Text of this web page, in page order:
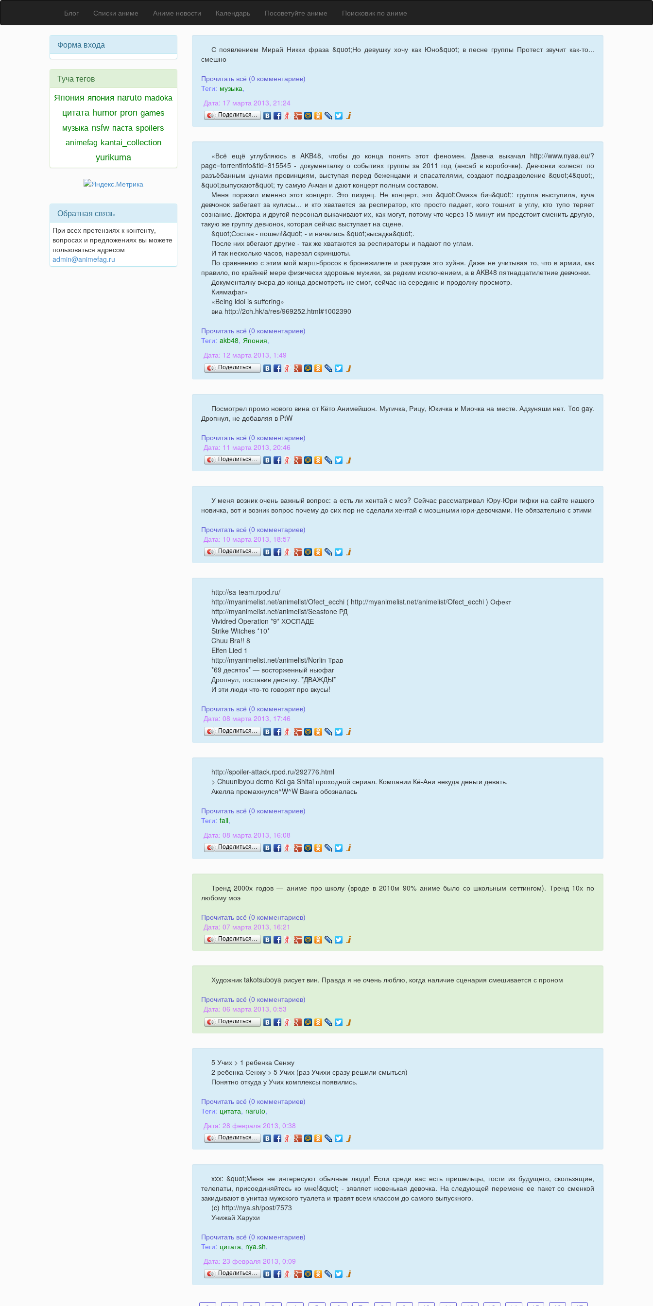
Блог Списки аниме Аниме новости Календарь Посоветуйте аниме Поисковик по аниме
Форма входа
Туча тегов
Япония япония naruto madoka
цитата humor pron games
музыка nsfw паста spoilers
animefag kantai_collection
yurikuma
Обратная связь
При всех претензиях к контенту,
вопросах и предложениях вы можете
пользоваться адресом
admin@animefag.ru
С появлением Мирай Никки фраза &quot;Но девушку хочу как Юно&quot; в песне группы Протест звучит как-то...
смешно
Прочитать всё (0 комментариев)
Теги: музыка,
Дата: 17 марта 2013, 21:24
Поделиться…
«Всё ещё углубляюсь в AKB48, чтобы до конца понять этот феномен. Давеча выкачал http://www.nyaa.eu/?
page=torrentinfo&tid=315545 - документалку о событиях группы за 2011 год (ансаб в коробочке). Девчонки колесят по
разъёбанным цунами провинциям, выступая перед беженцами и спасателями, создают подразделение &quot;4&quot;,
&quot;выпускают&quot; ту самую Аччан и дают концерт полным составом.
Меня поразил именно этот концерт. Это пиздец. Не концерт, это &quot;Омаха бич&quot;: группа выступила, куча
девчонок забегает за кулисы... и кто хватается за респиратор, кто просто падает, кого тошнит в углу, кто тупо теряет
сознание. Доктора и другой персонал выкачивают их, как могут, потому что через 15 минут им предстоит сменить другую,
такую же группу девчонок, которая сейчас выступает на сцене.
&quot;Состав - пошел!&quot; - и началась &quot;высадка&quot;.
После них вбегают другие - так же хватаются за респираторы и падают по углам.
И так несколько часов, нарезал скриншоты.
По сравнению с этим мой марш-бросок в бронежилете и разгрузке это хуйня. Даже не учитывая то, что в армии, как
правило, по крайней мере физически здоровые мужики, за редким исключением, а в AKB48 пятнадцатилетние девчонки.
Документалку вчера до конца досмотреть не смог, сейчас на середине и продолжу просмотр.
Киямафаг»
«Being idol is suffering»
виа http://2ch.hk/a/res/969252.html#1002390
Прочитать всё (0 комментариев)
Теги: akb48, Япония,
Дата: 12 марта 2013, 1:49
Поделиться…
Посмотрел промо нового вина от Кёто Анимейшон. Мугичка, Рицу, Юкичка и Миочка на месте. Адзуняши нет. Too gay.
Дропнул, не добавляя в PtW
Прочитать всё (0 комментариев)
Дата: 11 марта 2013, 20:46
Поделиться…
У меня возник очень важный вопрос: а есть ли хентай с моэ? Сейчас рассматривал Юру-Юри гифки на сайте нашего
новичка, вот и возник вопрос почему до сих пор не сделали хентай с моэшными юри-девочками. Не обязательно с этими
Прочитать всё (0 комментариев)
Дата: 10 марта 2013, 18:57
Поделиться…
http://sa-team.rpod.ru/
http://myanimelist.net/animelist/Ofect_ecchi ( http://myanimelist.net/animelist/Ofect_ecchi ) Офект
http://myanimelist.net/animelist/Seastone РД
Vividred Operation *9* ХОСПАДЕ
Strike Witches *10*
Chuu Bra!! 8
Elfen Lied 1
http://myanimelist.net/animelist/Norlin Трав
*69 десяток* — восторженный ньюфаг
Дропнул, поставив десятку. *ДВАЖДЫ*
И эти люди что-то говорят про вкусы!
Прочитать всё (0 комментариев)
Дата: 08 марта 2013, 17:46
Поделиться…
http://spoiler-attack.rpod.ru/292776.html
> Chuunibyou demo Koi ga Shitai проходной сериал. Компании Кё-Ани некуда деньги девать.
Акелла промахнулся^W^W Ванга обозналась
Прочитать всё (0 комментариев)
Теги: fail,
Дата: 08 марта 2013, 16:08
Поделиться…
Тренд 2000х годов — аниме про школу (вроде в 2010м 90% аниме было со школьным сеттингом). Тренд 10х по
любому моэ
Прочитать всё (0 комментариев)
Дата: 07 марта 2013, 16:21
Поделиться…
Художник takotsuboya рисует вин. Правда я не очень люблю, когда наличие сценария смешивается с проном
Прочитать всё (0 комментариев)
Дата: 06 марта 2013, 0:53
Поделиться…
5 Учих > 1 ребенка Сенжу
2 ребенка Сенжу > 5 Учих (раз Учихи сразу решили смыться)
Понятно откуда у Учих комплексы появились.
Прочитать всё (0 комментариев)
Теги: цитата, naruto,
Дата: 28 февраля 2013, 0:38
Поделиться…
xxx: &quot;Меня не интересуют обычные люди! Если среди вас есть пришельцы, гости из будущего, скользящие,
телепаты, присоединяйтесь ко мне!&quot; - зявляет новенькая девочка. На следующей перемене ее пакет со сменкой
закидывают в унитаз мужского туалета и травят всем классом до самого выпускного.
(c) http://nya.sh/post/7573
Унижай Харухи
Прочитать всё (0 комментариев)
Теги: цитата, nya.sh,
Дата: 23 февраля 2013, 0:09
Поделиться…